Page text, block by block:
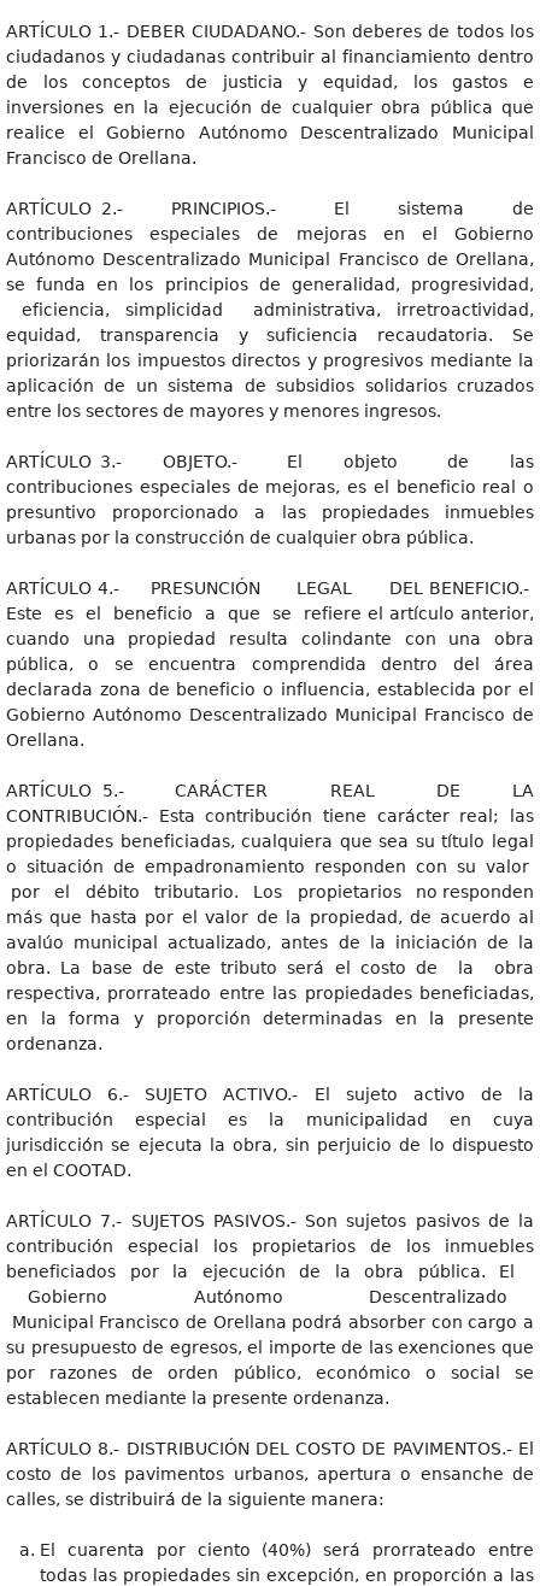
ARTÍCULO 1.- DEBER CIUDADANO.- Son deberes de todos los
ciudadanos y ciudadanas contribuir al financiamiento dentro
de los conceptos de justicia y equidad, los gastos e
inversiones en la ejecución de cualquier obra pública que
realice el Gobierno Autónomo Descentralizado Municipal
Francisco de Orellana.
ARTÍCULO 2.- PRINCIPIOS.- El sistema de
contribuciones especiales de mejoras en el Gobierno
Autónomo Descentralizado Municipal Francisco de Orellana,
se funda en los principios de generalidad, progresividad,
eficiencia, simplicidad administrativa, irretroactividad,
equidad, transparencia y suficiencia recaudatoria. Se
priorizarán los impuestos directos y progresivos mediante la
aplicación de un sistema de subsidios solidarios cruzados
entre los sectores de mayores y menores ingresos.
ARTÍCULO 3.- OBJETO.- El objeto de las
contribuciones especiales de mejoras, es el beneficio real o
presuntivo proporcionado a las propiedades inmuebles
urbanas por la construcción de cualquier obra pública.
ARTÍCULO 4.- PRESUNCIÓN LEGAL DEL BENEFICIO.-
Este es el beneficio a que se refiere el artículo anterior,
cuando una propiedad resulta colindante con una obra
pública, o se encuentra comprendida dentro del área
declarada zona de beneficio o influencia, establecida por el
Gobierno Autónomo Descentralizado Municipal Francisco de
Orellana.
ARTÍCULO 5.- CARÁCTER REAL DE LA
CONTRIBUCIÓN.- Esta contribución tiene carácter real; las
propiedades beneficiadas, cualquiera que sea su título legal
o situación de empadronamiento responden con su valor
por el débito tributario. Los propietarios no responden
más que hasta por el valor de la propiedad, de acuerdo al
avalúo municipal actualizado, antes de la iniciación de la
obra. La base de este tributo será el costo de la obra
respectiva, prorrateado entre las propiedades beneficiadas,
en la forma y proporción determinadas en la presente
ordenanza.
ARTÍCULO 6.- SUJETO ACTIVO.- El sujeto activo de la
contribución especial es la municipalidad en cuya
jurisdicción se ejecuta la obra, sin perjuicio de lo dispuesto
en el COOTAD.
ARTÍCULO 7.- SUJETOS PASIVOS.- Son sujetos pasivos de la
contribución especial los propietarios de los inmuebles
beneficiados por la ejecución de la obra pública. El
Gobierno Autónomo Descentralizado
Municipal Francisco de Orellana podrá absorber con cargo a
su presupuesto de egresos, el importe de las exenciones que
por razones de orden público, económico o social se
establecen mediante la presente ordenanza.
ARTÍCULO 8.- DISTRIBUCIÓN DEL COSTO DE PAVIMENTOS.- El
costo de los pavimentos urbanos, apertura o ensanche de
calles, se distribuirá de la siguiente manera:
El cuarenta por ciento (40%) será prorrateado entre
todas las propiedades sin excepción, en proporción a las